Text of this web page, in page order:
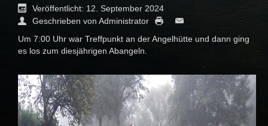
Veröffentlicht: 12. September 2024
Geschrieben von Administrator
Um 7:00 Uhr war Treffpunkt an der Angelhütte und dann ging
es los zum diesjährigen Abangeln.